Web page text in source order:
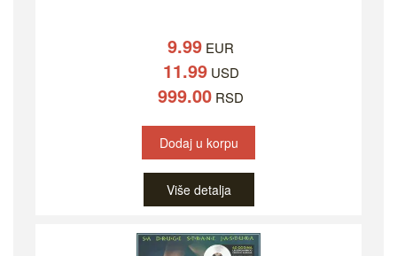
9.99 EUR
11.99USD
999.00 RSD
Dodaj u korpu
Više detalja